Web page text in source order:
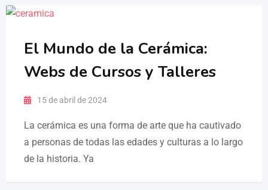
El Mundo de la Cerámica:
Webs de Cursos y Talleres
15 de abril de 2024
La cerámica es una forma de arte que ha cautivado
a personas de todas las edades y culturas a lo largo
de la historia. Ya